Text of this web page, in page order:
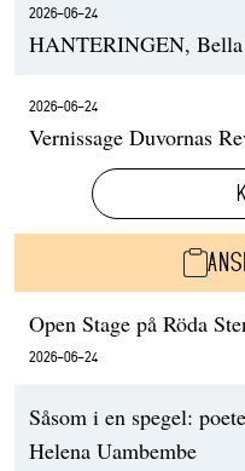
2026-06-24
HANTERINGEN,
2026-06-24
Vernissage Duvornas
Open Stage på Röda
2026-06-24
Såsom i en spegel:
Helena Uambembe